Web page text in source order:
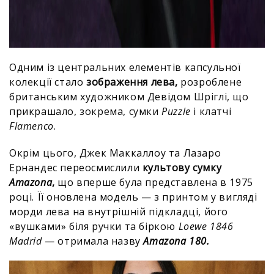
Одним із центральних елементів капсульної
колекції стало зображення лева, розроблене
британським художником Девідом Шріглі, що
прикрашало, зокрема, сумкиPuzzle і клатчі
Flamenco.
Окрім цього, Джек Маккаллоу та Лазаро
Ернандес переосмислили культову сумку
Amazona, що вперше була представлена в 1975
році. Її оновлена модель — з принтом у вигляді
морди лева на внутрішній підкладці, його
«вушками» біля ручки та біркою Loewe 1846
Madrid— отримала назвуAmazona 180.